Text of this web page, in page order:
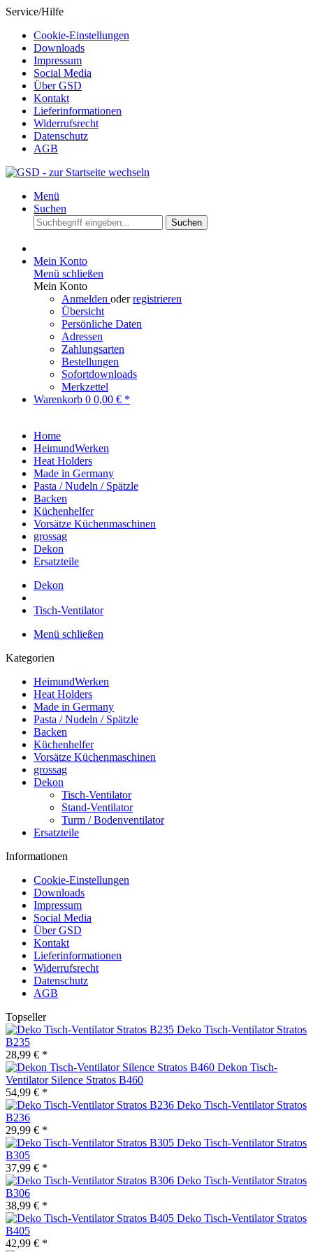
Service/Hilfe
Cookie-Einstellungen
Downloads
Impressum
Social Media
Über GSD
Kontakt
Lieferinformationen
Widerrufsrecht
Datenschutz
AGB
Menü
Suchen
Suchen
Mein Konto
Menü schließen
Mein Konto
Anmelden oderregistrieren
Übersicht
Persönliche Daten
Adressen
Zahlungsarten
Bestellungen
Sofortdownloads
Merkzettel
Warenkorb 0 0,00 € *
Home
HeimundWerken
Heat Holders
Made in Germany
Pasta / Nudeln / Spätzle
Backen
Küchenhelfer
Vorsätze Küchenmaschinen
grossag
Dekon
Ersatzteile
Dekon
Tisch-Ventilator
Menü schließen
Kategorien
HeimundWerken
Heat Holders
Made in Germany
Pasta / Nudeln / Spätzle
Backen
Küchenhelfer
Vorsätze Küchenmaschinen
grossag
Dekon
Tisch-Ventilator
Stand-Ventilator
Turm / Bodenventilator
Ersatzteile
Informationen
Cookie-Einstellungen
Downloads
Impressum
Social Media
Über GSD
Kontakt
Lieferinformationen
Widerrufsrecht
Datenschutz
AGB
Topseller
Deko Tisch-Ventilator Stratos
B235
28,99 € *
Dekon Tisch-
Ventilator Silence Stratos B460
54,99 € *
Deko Tisch-Ventilator Stratos
B236
29,99 € *
Deko Tisch-Ventilator Stratos
B305
37,99 € *
Deko Tisch-Ventilator Stratos
B306
38,99 € *
Deko Tisch-Ventilator Stratos
B405
42,99 € *